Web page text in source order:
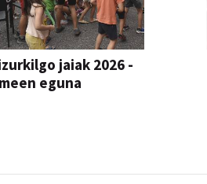
jaiak 2026 -
eguna